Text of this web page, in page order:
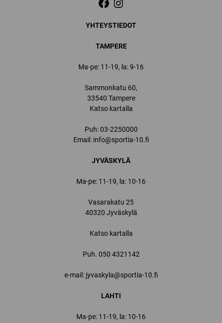
YHTEYSTIEDOT
TAMPERE
Ma-pe: 11-19, la: 9-16
Sammonkatu 60,
33540 Tampere
Katso kartalla
Puh:03-2250000
Email: info@sportia-10.fi
JYVÄSKYLÄ
Ma-pe: 11-19, la: 10-16
Vasarakatu 25
40320 Jyväskylä
Katso kartalla
Puh. 050 4321142
e-mail: jyvaskyla@sportia-10.fi
LAHTI
Ma-pe: 11-19, la: 10-16